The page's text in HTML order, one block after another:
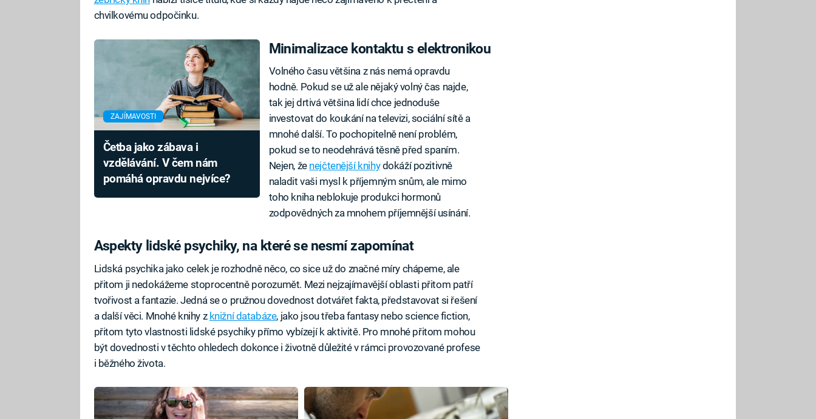
chvilkovému odpočinku.
ZAJÍMAVOSTI
Četba jako zábava i
vzdělávání. V čem nám
pomáhá opravdu nejvíce?
Minimalizace kontaktu s elektronikou
Volného času většina z nás nemá opravdu
hodně. Pokud se už ale nějaký volný čas najde,
tak jej drtivá většina lidí chce jednoduše
investovat do koukání na televizi, sociální sítě a
mnohé další. To pochopitelně není problém,
pokud se to neodehrává těsně před spaním.
Nejen, že nejčtenější knihydokáží pozitivně
naladit vaši mysl k příjemným snům, ale mimo
toho kniha neblokuje produkci hormonů
zodpovědných za mnohem příjemnější usínání.
Aspekty lidské psychiky, na které se nesmí zapomínat
Lidská psychika jako celek je rozhodně něco, co sice už do značné míry chápeme, ale
přitom ji nedokážeme stoprocentně porozumět. Mezi nejzajímavější oblasti přitom patří
tvořivost a fantazie. Jedná se o pružnou dovednost dotvářet fakta, představovat si řešení
a další věci. Mnohé knihy z knižní databáze, jako jsou třeba fantasy nebo science fiction,
přitom tyto vlastnosti lidské psychiky přímo vybízejí k aktivitě. Pro mnohé přitom mohou
být dovednosti v těchto ohledech dokonce i životně důležité v rámci provozované profese
i běžného života.